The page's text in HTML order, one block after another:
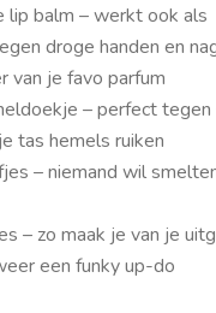
lip balm – werkt ook als
droge handen en
van je favo parfum
– perfect tegen
tas hemels ruiken
– niemand wil
– zo maak je van je
een funky up-do